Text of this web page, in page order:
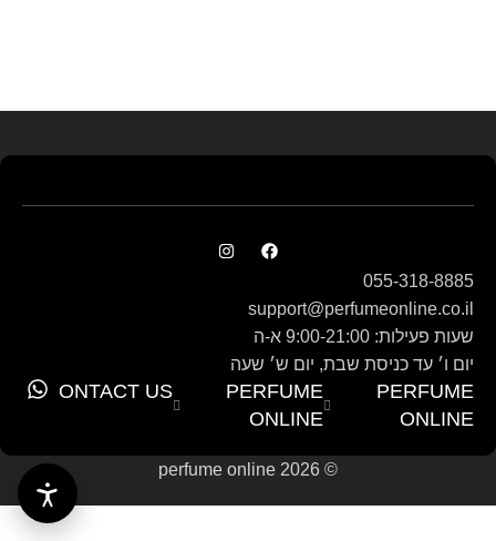
055-318-8885
support@perfumeonline.co.il
שעות פעילות: 9:00-21:00 א-ה
יום ו׳ עד כניסת שבת, יום ש׳ שעה
PERFUME
ONLINE
PERFUME
ONLINE
CONTACT US
© perfume online 2026